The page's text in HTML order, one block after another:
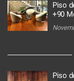
Piso
+90
Piso